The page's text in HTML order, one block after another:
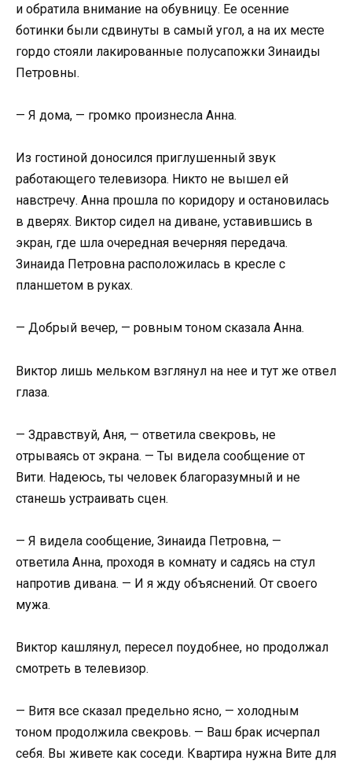
и обратила внимание на обувницу. Ее осенние
ботинки были сдвинуты в самый угол, а на их месте
гордо стояли лакированные полусапожки Зинаиды
Петровны.
— Я дома, — громко произнесла Анна.
Из гостиной доносился приглушенный звук
работающего телевизора. Никто не вышел ей
навстречу. Анна прошла по коридору и остановилась
в дверях. Виктор сидел на диване, уставившись в
экран, где шла очередная вечерняя передача.
Зинаида Петровна расположилась в кресле с
планшетом в руках.
— Добрый вечер, — ровным тоном сказала Анна.
Виктор лишь мельком взглянул на нее и тут же отвел
глаза.
— Здравствуй, Аня, — ответила свекровь, не
отрываясь от экрана. — Ты видела сообщение от
Вити. Надеюсь, ты человек благоразумный и не
станешь устраивать сцен.
— Я видела сообщение, Зинаида Петровна, —
ответила Анна, проходя в комнату и садясь на стул
напротив дивана. — И я жду объяснений. От своего
мужа.
Виктор кашлянул, пересел поудобнее, но продолжал
смотреть в телевизор.
— Витя все сказал предельно ясно, — холодным
тоном продолжила свекровь. — Ваш брак исчерпал
себя. Вы живете как соседи. Квартира нужна Вите для